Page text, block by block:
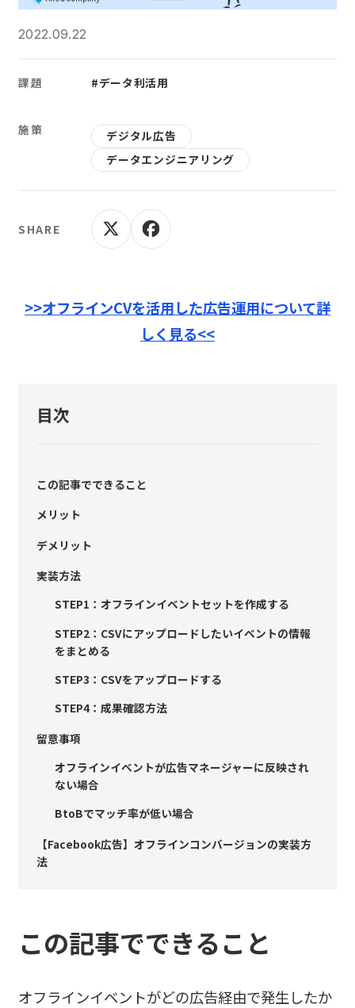
>>オフラインCVを活用した広告運用について詳
しく見る<<
目次
この記事でできること
メリット
デメリット
実装方法
STEP1：オフラインイベントセットを作成する
STEP2：CSVにアップロードしたいイベントの情報
をまとめる
STEP3：CSVをアップロードする
STEP4：成果確認方法
留意事項
オフラインイベントが広告マネージャーに反映され
ない場合
BtoBでマッチ率が低い場合
【Facebook広告】オフラインコンバージョンの実装方
法
この記事でできること
オフラインイベントがどの広告経由で発生したか
2022.09.22
課題 #データ利活用
施策
デジタル広告
データエンジニアリング
SHARE